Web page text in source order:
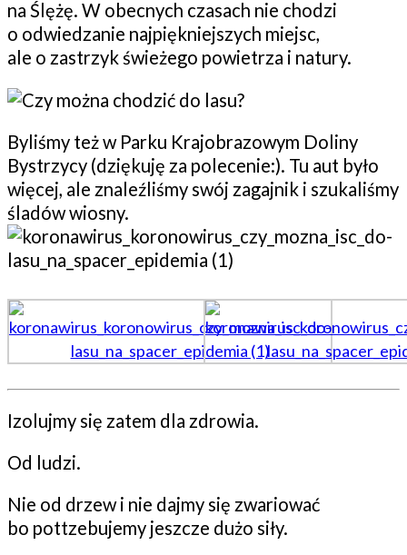
na Ślężę. W obecnych czasach nie chodzi
o odwiedzanie najpiękniejszych miejsc,
ale o zastrzyk świeżego powietrza i natury.
Byliśmy też w Parku Krajobrazowym Doliny
Bystrzycy (dziękuję za polecenie:). Tu aut było
więcej, ale znaleźliśmy swój zagajnik i szukaliśmy
śladów wiosny.
Izolujmy się zatem dla zdrowia.
Od ludzi.
Nie od drzew i nie dajmy się zwariować
bo pottzebujemy jeszcze dużo siły.